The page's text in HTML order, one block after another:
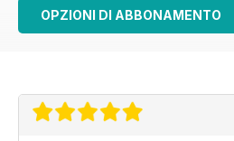
OPZIONI DI ABBONAMENTO